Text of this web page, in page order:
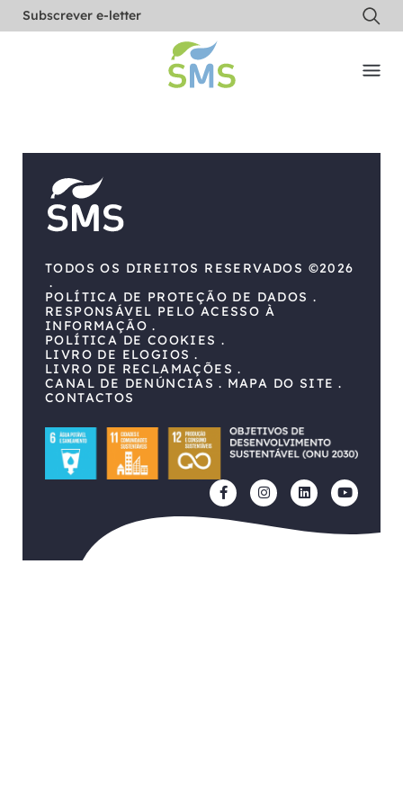
Subscrever e-letter
TODOS OS DIREITOS RESERVADOS ©2026
POLÍTICA DE PROTEÇÃO DE DADOS
RESPONSÁVEL PELO ACESSO À
INFORMAÇÃO
POLÍTICA DE COOKIES
LIVRO DE ELOGIOS
LIVRO DE RECLAMAÇÕES
CANAL DE DENÚNCIAS
MAPA DO SITE
CONTACTOS